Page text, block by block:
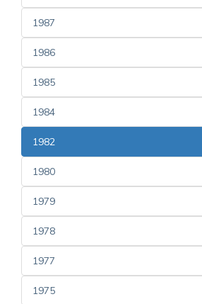
1987
1986
1985
1984
1982
1980
1979
1978
1977
1975